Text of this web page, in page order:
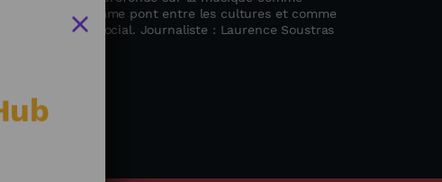
mémoire, comme pont entre les cultures et comme
engagement social. Journaliste : Laurence Soustras